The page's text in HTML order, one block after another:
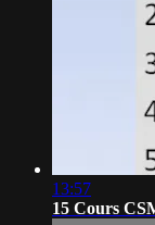
13:57
15 Cours